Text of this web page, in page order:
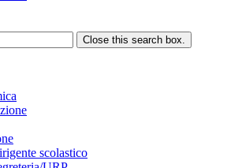
Close this search box.
scolastico